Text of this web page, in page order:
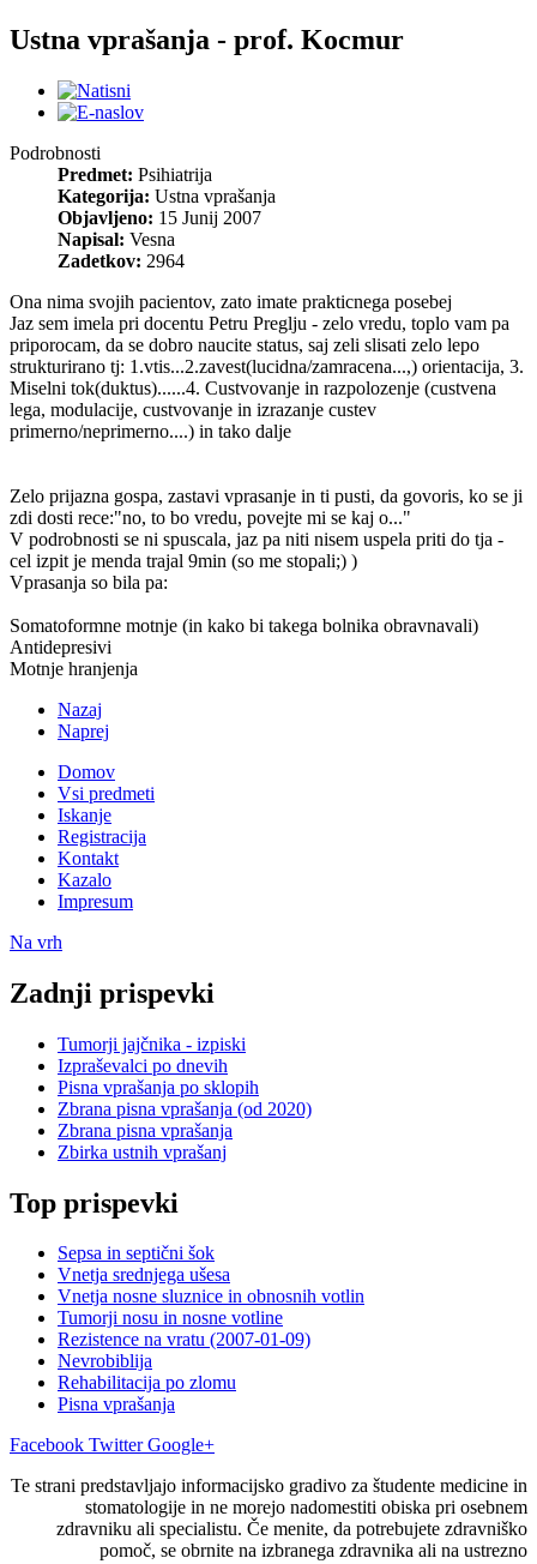
Ustna vprašanja - prof. Kocmur
Podrobnosti
Predmet: Psihiatrija
Kategorija: Ustna vprašanja
Objavljeno: 15 Junij 2007
Napisal: Vesna
Zadetkov: 2964
Ona nima svojih pacientov, zato imate prakticnega posebej
Jaz sem imela pri docentu Petru Preglju - zelo vredu, toplo vam pa
priporocam, da se dobro naucite status, saj zeli slisati zelo lepo
strukturirano tj: 1.vtis...2.zavest(lucidna/zamracena...,) orientacija, 3.
Miselni tok(duktus)......4. Custvovanje in razpolozenje (custvena
lega, modulacije, custvovanje in izrazanje custev
primerno/neprimerno....) in tako dalje
Zelo prijazna gospa, zastavi vprasanje in ti pusti, da govoris, ko se ji
zdi dosti rece:"no, to bo vredu, povejte mi se kaj o..."
V podrobnosti se ni spuscala, jaz pa niti nisem uspela priti do tja -
cel izpit je menda trajal 9min (so me stopali;) )
Vprasanja so bila pa:
Somatoformne motnje (in kako bi takega bolnika obravnavali)
Antidepresivi
Motnje hranjenja
Nazaj
Naprej
Domov
Vsi predmeti
Iskanje
Registracija
Kontakt
Kazalo
Impresum
Na vrh
Zadnji prispevki
Tumorji jajčnika - izpiski
Izpraševalci po dnevih
Pisna vprašanja po sklopih
Zbrana pisna vprašanja (od 2020)
Zbrana pisna vprašanja
Zbirka ustnih vprašanj
Top prispevki
Sepsa in septični šok
Vnetja srednjega ušesa
Vnetja nosne sluznice in obnosnih votlin
Tumorji nosu in nosne votline
Rezistence na vratu (2007-01-09)
Nevrobiblija
Rehabilitacija po zlomu
Pisna vprašanja
Facebook Twitter Google+
Te strani predstavljajo informacijsko gradivo za študente medicine in
stomatologije in ne morejo nadomestiti obiska pri osebnem
zdravniku ali specialistu. Če menite, da potrebujete zdravniško
pomoč, se obrnite na izbranega zdravnika ali na ustrezno